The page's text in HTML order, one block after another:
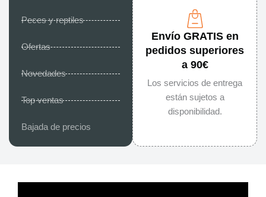
Peces y reptiles
Ofertas
Novedades
Top ventas
Bajada de precios
Envío GRATIS en
pedidos superiores
a 90€
Los servicios de entrega
están sujetos a
disponibilidad.